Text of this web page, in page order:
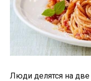
Люди делятся на две